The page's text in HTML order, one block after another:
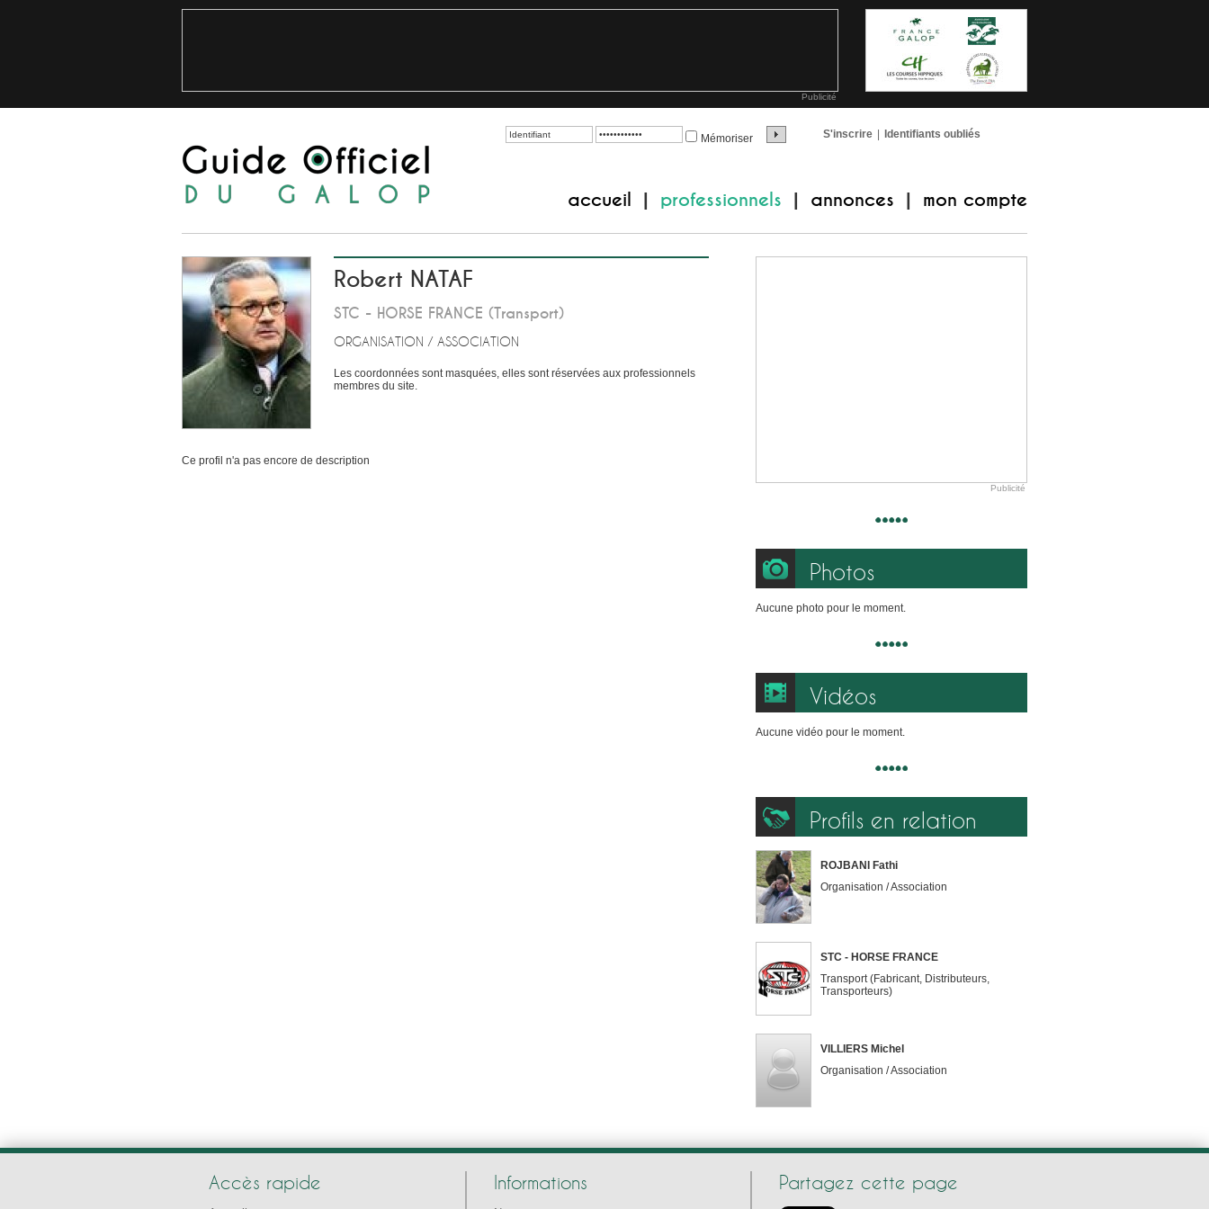
Publicité
Mémoriser S'inscrire Identifiants oubliés
accueil professionnels annonces mon compte
Robert NATAF
STC - HORSE FRANCE (Transport)
ORGANISATION / ASSOCIATION
Les coordonnées sont masquées, elles sont réservées aux professionnels
membres du site.
Ce profil n'a pas encore de description
Publicité
Photos
Aucune photo pour le moment.
Vidéos
Aucune vidéo pour le moment.
Profils en relation
ROJBANI Fathi
Organisation / Association
STC - HORSE FRANCE
Transport (Fabricant, Distributeurs,
Transporteurs)
VILLIERS Michel
Organisation / Association
Accès rapide Informations Partagez cette page